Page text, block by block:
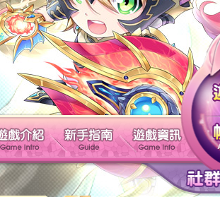
新聞專區 遊戲介紹 新手指南